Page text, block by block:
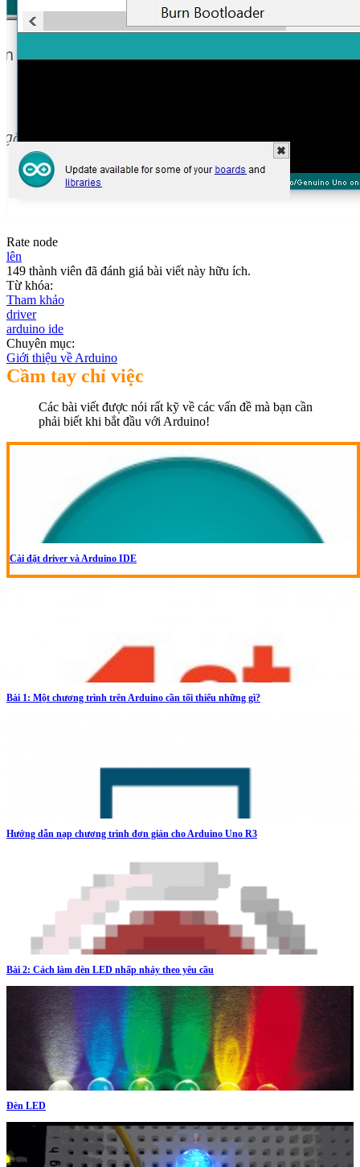
Rate node
lên
149 thành viên đã đánh giá bài viết này hữu ích.
Từ khóa:
Tham khảo
driver
arduino ide
Chuyên mục:
Giới thiệu về Arduino
Cầm tay chỉ việc
Các bài viết được nói rất kỹ về các vấn đề mà bạn cần
phải biết khi bắt đầu với Arduino!
Cài đặt driver và Arduino IDE
Bài 1: Một chương trình trên Arduino cần tối thiểu những gì?
Hướng dẫn nạp chương trình đơn giản cho Arduino Uno R3
Bài 2: Cách làm đèn LED nhấp nháy theo yêu cầu
Đèn LED